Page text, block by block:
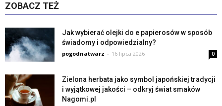
ZOBACZ TEŻ
Jak wybierać olejki do e papierosów w sposób
świadomy i odpowiedzialny?
pogodnatwarz - 16 lipca 2026 0
Zielona herbata jako symbol japońskiej tradycji
i wyjątkowej jakości – odkryj świat smaków
Nagomi.pl